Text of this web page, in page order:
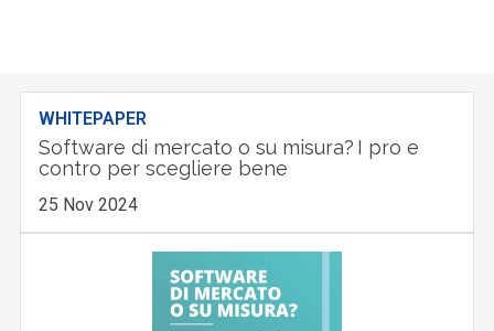
WHITEPAPER
Software di mercato o su misura? I pro e
contro per scegliere bene
25 Nov 2024